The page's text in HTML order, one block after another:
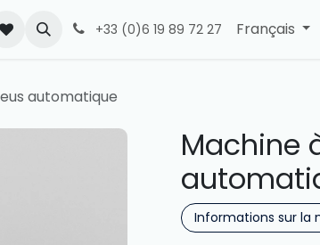
+33 (0)6 19 89 72 27 Français
automatique
Machine
Informations sur la